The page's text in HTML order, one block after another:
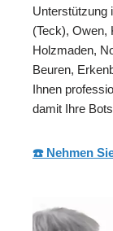
Unterstützung
(Teck), Owen,
Holzmaden,
Beuren,
Ihnen
damit Ihre
☎️ Nehmen